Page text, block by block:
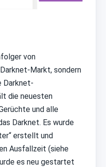
von
Markt, sondern
Darknet-
die neuesten
und alle
Darknet. Es wurde
erstellt und
Ausfallzeit (siehe
es neu gestartet